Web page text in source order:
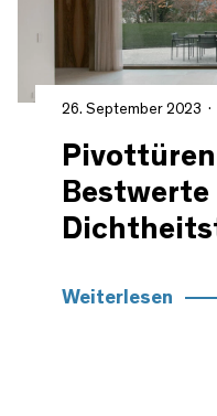
26. September 2023
Bestwerte
Weiterlesen